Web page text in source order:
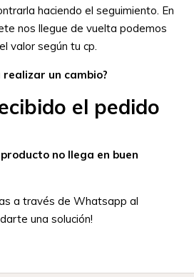
haciendo el seguimiento. En
nos llegue de vuelta podemos
valor según tu cp.
realizar un cambio?
el pedido
no llega en buen
a través de Whatsapp al
una solución!